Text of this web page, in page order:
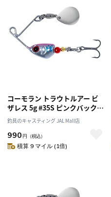
コーモラン トラウトルアー ビ
ザレス 5g #35S ピンクバックヤ
マメ
釣具のキャスティング JAL Mall店
990 円 （税込）
積算 9 マイル (1倍)